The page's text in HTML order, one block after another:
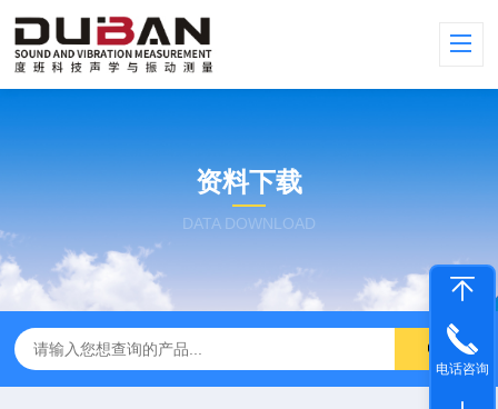
资料下载
DATA DOWNLOAD
电话咨询